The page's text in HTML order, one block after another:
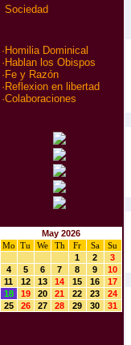
Sociedad
· Homilia Dominical
· Hablan los Obispos
· Fe y Razón
· Reflexion en libertad
·Colaboraciones
May 2026
Mo
Tu We Th Fr Sa
Su
1
2
3
4
5 6 7 8 9
10
11
12 13 14 15 16
17
18
19 20 21 22 23
24
25
26 27 28 29 30 31